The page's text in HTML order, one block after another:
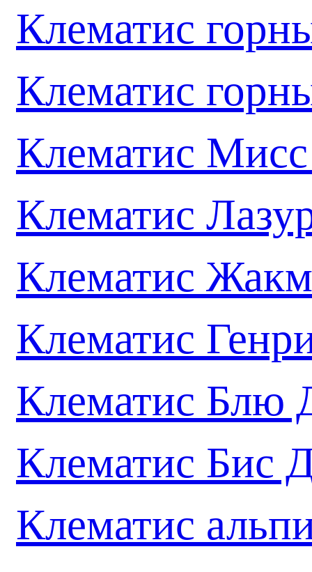
Клематис
Клематис
Клематис
Клематис
Клематис
Клематис
Клематис Блю
Клематис Бис
Клематис